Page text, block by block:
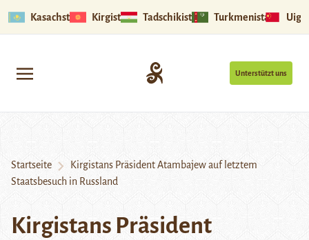
Kasachstan Kirgistan Tadschikistan Turkmenistan
Unterstützt uns
Startseite
Kirgistans Präsident Atambajew auf letztem
Staatsbesuch in Russland
Kirgistans Präsident